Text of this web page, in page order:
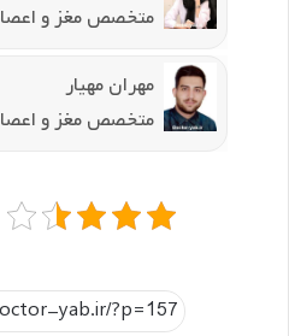
متخصص مغز و
مهران مهیار
متخصص مغز و